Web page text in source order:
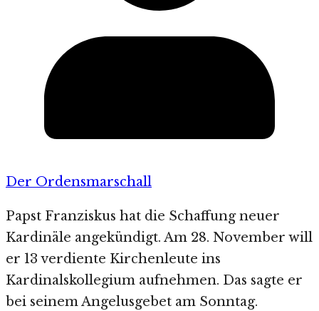
Der Ordensmarschall
Papst Franziskus hat die Schaffung neuer
Kardinäle angekündigt. Am 28. November will
er 13 verdiente Kirchenleute ins
Kardinalskollegium aufnehmen. Das sagte er
bei seinem Angelusgebet am Sonntag.